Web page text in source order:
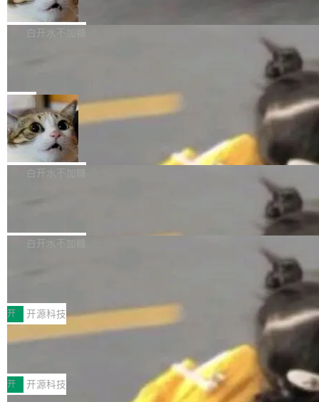
Z Flip8三款折叠屏新机均在7月22日发布，且全
部搭载骁龙8 Elite Gen5 for Galaxy，它们本该
眼的位置：「Software is made between com
mits」——软件是在 commit 之间写出来的。git
是把这段空隙补上。 回退到任何一次编辑：Delt
aDB 捕获 commit 之间的每一次操作，...
根据风险投资人Tomer Tunguz 博客（VC 分
析）披露的最新分析与第二季度业绩报告，Spac
微软同期总资本开支的四成。 与亚马逊、Alpha
bet、微软以及 Meta 等传统科技巨头相比，Spa
ceXAI的资金消耗速度尤为引人瞩目。然而，支
撑庞大支出的资金来源却呈现出截然不同的面
貌。数据显示，微软和 Meta 主要依托充沛的经
白开水不加糖
一个在终端里运行的编程 agent；Muse Spark
1.2，驱动这个 agent 的新模型。一句话概括：
你可以用 curl -fsSL https://dev.meta.ai/install.
sh | bash 安装一个能在大项目里自动规划、写
代码、验证结果的 AI 终端工具。 据介绍，Muse
个主 agent 循环，外加一组后台 agent。这些后
局
美团开源 LoHoSearch，用知识图谱校
准 AI 能力认知
机器出题的前提，是让机器拥有全局视野。整个
构建流程可以分为四个环节：建图 → 控制难度
白开水不加糖
库，并将作为transport接入Mooncake TENT。
MPComm将作为一种传输引擎接入Mooncake T
ENT，实现零拷贝传输性能提升30%、非零拷贝
传输性能最高提升5倍。UCL-MPComm底层基
于自研UCL-Engine通信引擎，后续腾讯网平将
持续开源更多基于UCL-Engine的高性能通信组
件。 腾讯网平团队在UCL-MPComm中实现了一
白开水不加糖
型案例入选名单》，深信服“面向企业研发场景的
开源 AI 编程平台 CoStrict 应用”凭借卓越的技术
创新与落地成效成功入选。 全链路私有化部署，
助力企业AI研发安全落地 当前，越来越多企业已
经开始引入 AI Coding 工具，通过调用公有云模
型或企业内部部署模型提升研发效率。但随着 AI
开 开源科技
深信服AI算力网关入选工信部人工智能
前不久，工业和信息化部正式发布《2025年人工
智能应用典型案例名单》，集中展示人工智能在
各领域的应用成果，覆盖技术底座、行业赋能、
开 开源科技